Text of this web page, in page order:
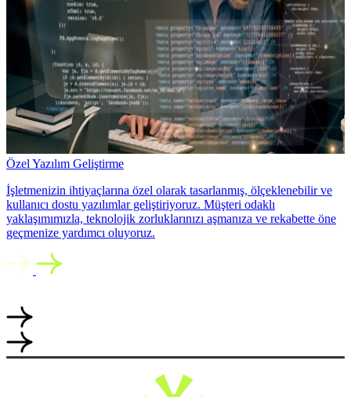
Özel Yazılım Geliştirme
İşletmenizin ihtiyaçlarına özel olarak tasarlanmış, ölçeklenebilir ve
kullanıcı dostu yazılımlar geliştiriyoruz. Müşteri odaklı
yaklaşımımızla, teknolojik zorluklarınızı aşmanıza ve rekabette öne
geçmenize yardımcı oluyoruz.